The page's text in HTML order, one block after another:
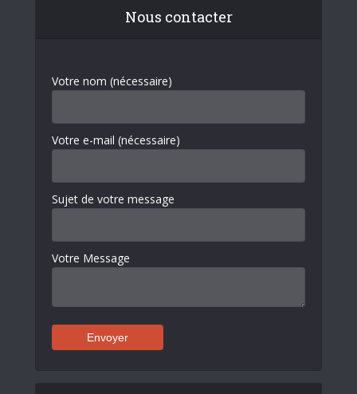
Nous contacter
Votre nom (nécessaire)
Votre e-mail (nécessaire)
Sujet de votre message
Votre Message